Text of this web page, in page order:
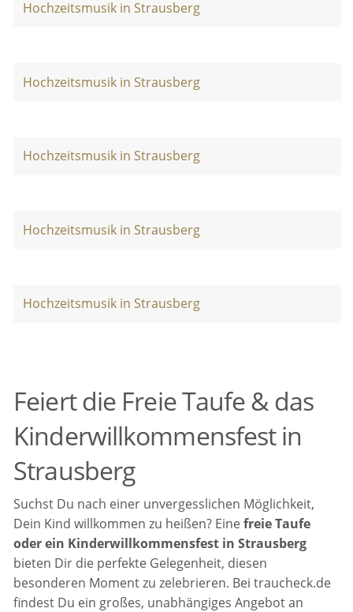
Hochzeitsmusik in Strausberg
Hochzeitsmusik in Strausberg
Hochzeitsmusik in Strausberg
Hochzeitsmusik in Strausberg
Hochzeitsmusik in Strausberg
Feiert die Freie Taufe & das
Kinderwillkommensfest in
Strausberg
Suchst Du nach einer unvergesslichen Möglichkeit,
Dein Kind willkommen zu heißen? Einefreie Taufe
oder ein Kinderwillkommensfest in Strausberg
bieten Dir die perfekte Gelegenheit, diesen
besonderen Moment zu zelebrieren. Bei traucheck.de
findest Du ein großes, unabhängiges Angebot an